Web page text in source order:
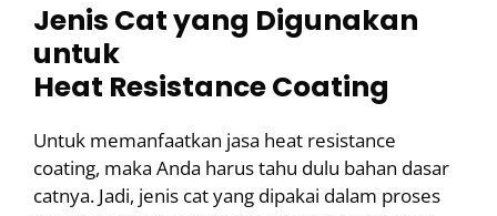
Jenis Cat yang Digunakan
untuk
Heat ResistanceCoating
Untuk memanfaatkan jasa heat resistance
coating, maka Anda harus tahu dulu bahan dasar
catnya. Jadi, jenis cat yang dipakai dalam proses